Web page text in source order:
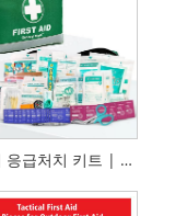
210개 응급처치 키트 | 응급 키트 | 반사 디자인